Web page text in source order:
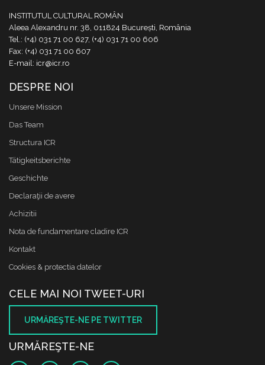
INSTITUTUL CULTURAL ROMÂN
Aleea Alexandru nr. 38, 011824 București, România
Tel.: (+4) 031 71 00 627, (+4) 031 71 00 606
Fax: (+4) 031 71 00 607
E-mail: icr@icr.ro
DESPRE NOI
Unsere Mission
Das Team
Structura ICR
Tätigkeitsberichte
Geschichte
Declaraţii de avere
Achizitii
Nota de fundamentare cladire ICR
Kontakt
Cookies & protectia datelor
CELE MAI NOI TWEET-URI
URMĂREŞTE-NE PE TWITTER
URMĂREŞTE-NE